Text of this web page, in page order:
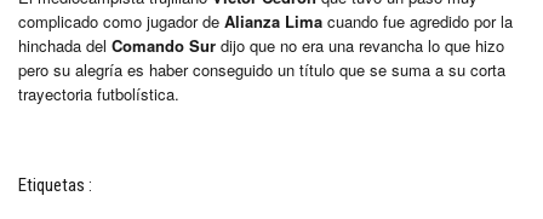
complicado como jugador de Alianza Lima cuando fue agredido por la
hinchada del Comando Sur dijo que no era una revancha lo que hizo
pero su alegría es haber conseguido un título que se suma a su corta
trayectoria futbolística.
Etiquetas :